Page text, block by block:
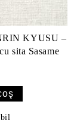
KYUSU –
sita Sasame